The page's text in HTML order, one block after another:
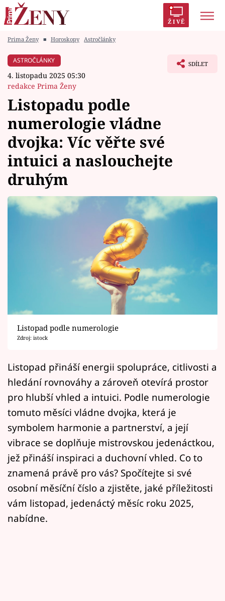
ŽIVĚ
Módní alarm
Témata
Celebrity
Vztahy
Seriály
Filmový festival Karlovy Vary
Mámy sobě
Sledujte nás
Prima Ženy ■ Horoskopy Astročlánky
ASTROČLÁNKY
4. listopadu 2025 05:30
redakce Prima Ženy
SDÍLET
Listopadu podle
numerologie vládne
dvojka: Víc věřte své
intuici a naslouchejte
druhým
Listopad podle numerologie
Zdroj: istock
Listopad přináší energii spolupráce, citlivosti a
hledání rovnováhy a zároveň otevírá prostor
pro hlubší vhled a intuici. Podle numerologie
tomuto měsíci vládne dvojka, která je
symbolem harmonie a partnerství, a její
vibrace se doplňuje mistrovskou jedenáctkou,
jež přináší inspiraci a duchovní vhled. Co to
znamená právě pro vás? Spočítejte si své
osobní měsíční číslo a zjistěte, jaké příležitosti
vám listopad, jedenáctý měsíc roku 2025,
nabídne.